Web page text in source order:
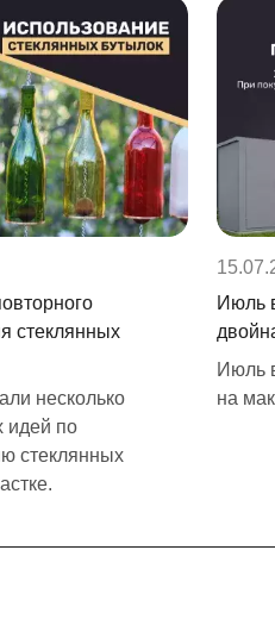
стеклянных
несколько
идей по
стеклянных
Июль
Июль
на